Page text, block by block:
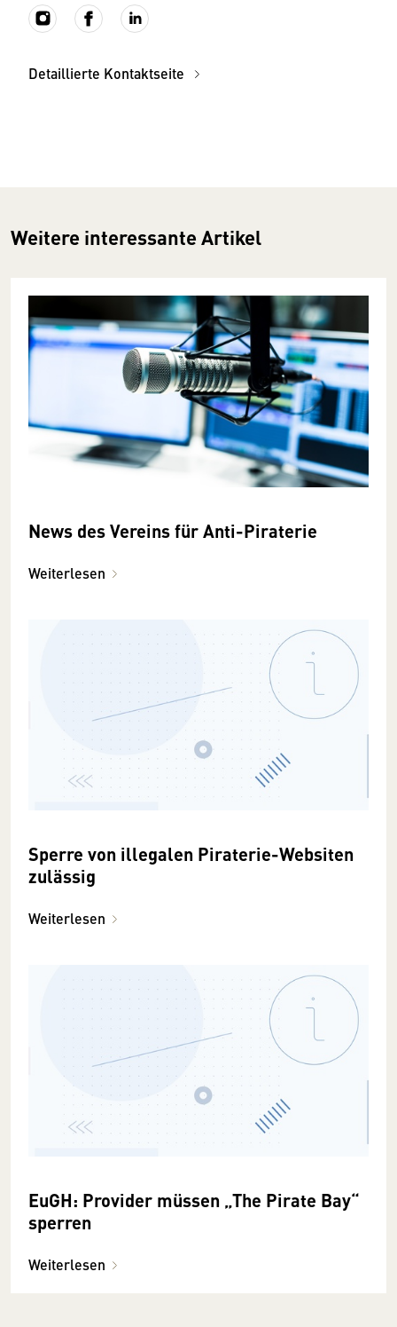
Detaillierte Kontaktseite
Weitere interessante Artikel
News des Vereins für Anti-Piraterie
Weiterlesen
Sperre von illegalen Piraterie-Websiten
zulässig
Weiterlesen
EuGH: Provider müssen „The Pirate Bay“
sperren
Weiterlesen